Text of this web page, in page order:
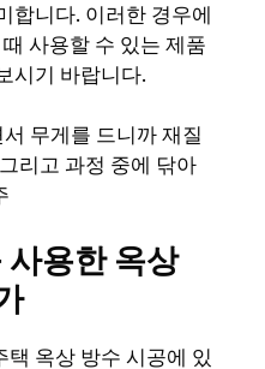
합니다. 이러한 경우에
사용할 수 있는 제품
시기 바랍니다.
무게를 드니까 재질
리고 과정 중에 닦아
용한 옥상
옥상 방수 시공에 있